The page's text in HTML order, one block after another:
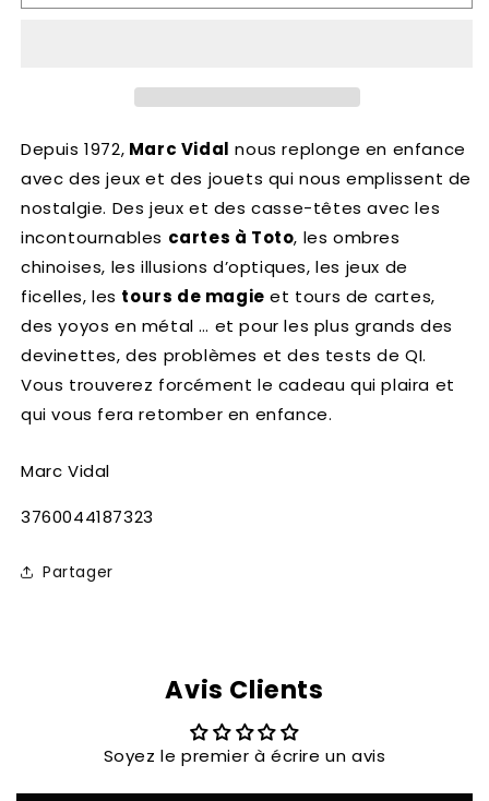
silhouette
silhouette
Depuis 1972, Marc Vidal nous replonge en enfance
avec des jeux et des jouets qui nous emplissent de
nostalgie. Des jeux et des casse-têtes avec les
incontournables cartes à Toto, les ombres
chinoises, les illusions d’optiques, les jeux de
ficelles, les tours de magie et tours de cartes,
des yoyos en métal … et pour les plus grands des
devinettes, des problèmes et des tests de QI.
Vous trouverez forcément le cadeau qui plaira et
qui vous fera retomber en enfance.
Marc Vidal
SKU:
3760044187323
Partager
Avis Clients
Soyez le premier à écrire un avis